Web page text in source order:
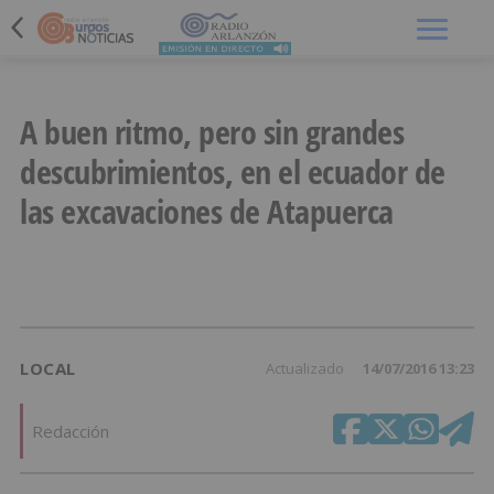
A buen ritmo, pero sin grandes
descubrimientos, en el ecuador de
las excavaciones de Atapuerca
LOCAL Actualizado 14/07/2016 13:23
Redacción